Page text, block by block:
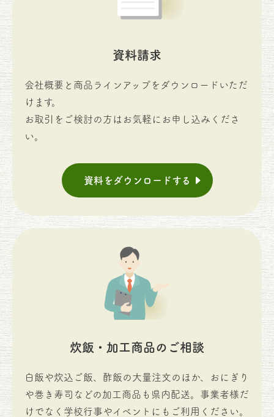
資料請求
会社概要と商品ラインアップをダウンロードいただ
けます。
お取引をご検討の方はお気軽にお申し込みくださ
い。
資料をダウンロードする
炊飯・加工商品のご相談
白飯や炊込ご飯、酢飯の大量注文のほか、おにぎり
や巻き寿司などの加工商品も県内配送。事業者様だ
けでなく学校行事やイベントにもご利用ください。